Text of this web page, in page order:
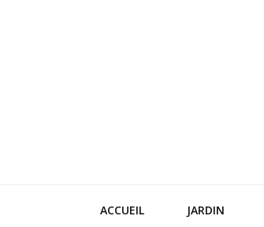
ACCUEIL JARDIN